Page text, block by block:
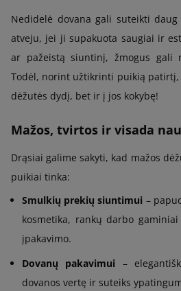
Nedidelė dovana gali suteikti
atveju, jei ji supakuota saugiai ir
ar pažeistą siuntinį, žmogus gali
Todėl, norint užtikrinti puikią
dėžutės dydį, bet ir į jos kokybę!
Mažos, tvirtos ir visada
Drąsiai galime sakyti, kad mažos
puikiai tinka:
Smulkių prekių siuntimui –
kosmetika, rankų darbo
įpakavimo.
Dovanų pakavimui –
dovanos vertę ir suteiks